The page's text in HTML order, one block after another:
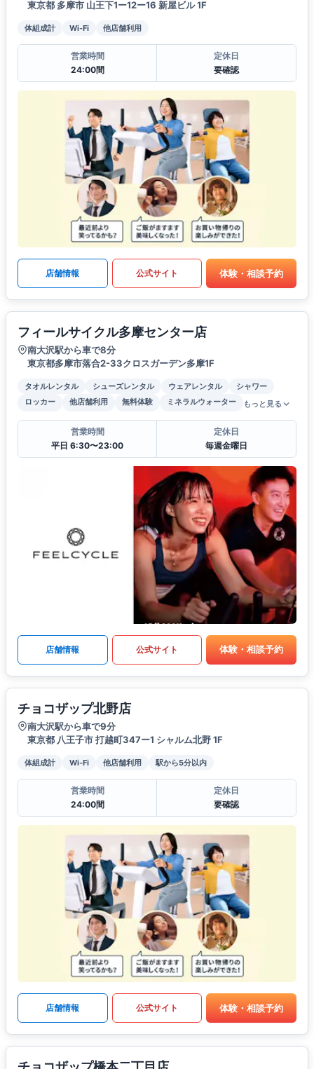
東京都 多摩市 山王下1ー12ー16 新屋ビル 1F
体組成計 Wi-Fi 他店舗利用
営業時間
24:00間
定休日
要確認
店舗情報 公式サイト 体験・相談予約
フィールサイクル多摩センター店
南大沢駅から車で8分
東京都多摩市落合2-33クロスガーデン多摩1F
タオルレンタル シューズレンタル ウェアレンタル
シャワー
ロッカー
他店舗利用 無料体験 ミネラルウォーター もっと見る
営業時間
平日 6:30〜23:00
定休日
毎週金曜日
店舗情報 公式サイト 体験・相談予約
チョコザップ北野店
南大沢駅から車で9分
東京都 八王子市 打越町347ー1 シャルム北野 1F
体組成計 Wi-Fi 他店舗利用 駅から5分以内
営業時間
24:00間
定休日
要確認
店舗情報 公式サイト 体験・相談予約